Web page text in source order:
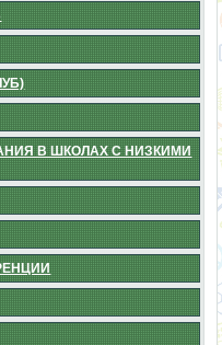
В ШКОЛАХ С НИЗКИМИ